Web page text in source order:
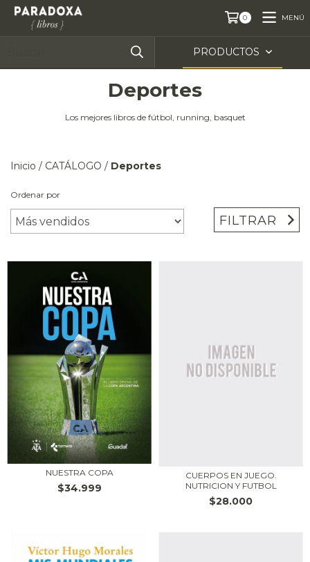
0 MENÚ
PRODUCTOS
Deportes
Los mejores libros de fútbol, running, basquet
Inicio / CATÁLOGO / Deportes
Ordenar por
FILTRAR
NUESTRA COPA
$34.999
CUERPOS EN JUEGO.
NUTRICION Y FUTBOL
$28.000